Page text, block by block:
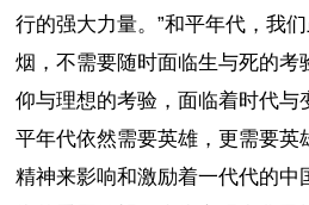
行的强大力量。”和平年代，我
烟，不需要随时面临生与死的考
仰与理想的考验，面临着时代与
平年代依然需要英雄，更需要英
精神来影响和激励着一代代的中